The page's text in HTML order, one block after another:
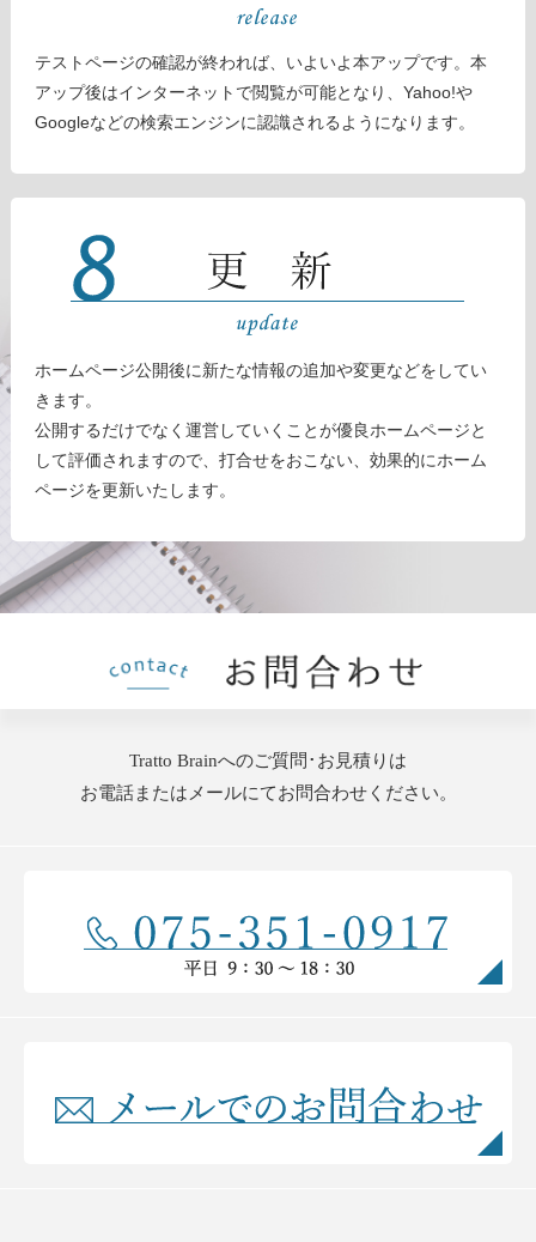
テストページの確認が終われば、いよいよ本アップです。本
アップ後はインターネットで閲覧が可能となり、Yahoo!や
Googleなどの検索エンジンに認識されるようになります。
ホームページ公開後に新たな情報の追加や変更などをしてい
きます。
公開するだけでなく運営していくことが優良ホームページと
して評価されますので、打合せをおこない、効果的にホーム
ページを更新いたします。
Tratto Brainへのご質問･お見積りは
お電話またはメールにてお問合わせください。